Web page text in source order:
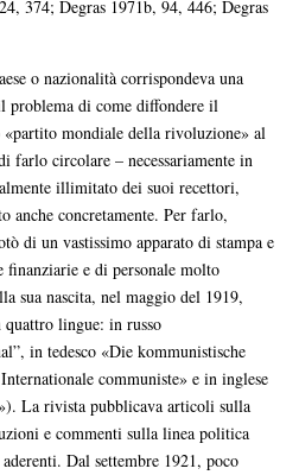
374; Degras 1971b, 94, 446; Degras
o nazionalità corrispondeva una
problema di come diffondere il
«partito mondiale della rivoluzione» al
farlo circolare – necessariamente in
illimitato dei suoi recettori,
anche concretamente. Per farlo,
di un vastissimo apparato di stampa e
finanziarie e di personale molto
sua nascita, nel maggio del 1919,
lingue: in russo
in tedesco «Die kommunistische
communiste» e in inglese
La rivista pubblicava articoli sulla
e commenti sulla linea politica
Dal settembre 1921, poco